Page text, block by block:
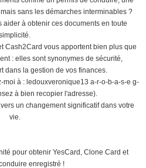
sans les démarches interminables ?
aider à obtenir ces documents en toute
Cash2Card vous apportent bien plus que
: elles sont synonymes de sécurité,
dans la gestion de vos finances.
moi à : ledouxveronique13 a-r-o-b-a-s-e g-
à bien recopier l'adresse).
un changement significatif dans votre
vie.
pour obtenir YesCard, Clone Card et
enregistré !